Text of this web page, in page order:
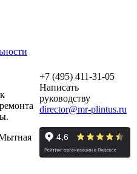
+7 (495) 411-31-05
Написать
руководству
director@mr-plintus.ru